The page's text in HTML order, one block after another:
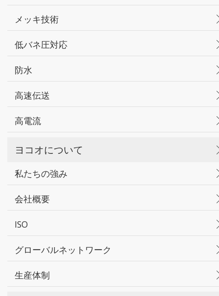
メッキ技術
低バネ圧対応
防水
高速伝送
高電流
ヨコオについて
私たちの強み
会社概要
ISO
グローバルネットワーク
生産体制